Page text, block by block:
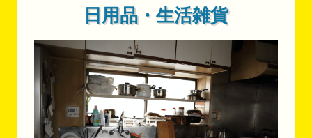
日用品・生活雑貨